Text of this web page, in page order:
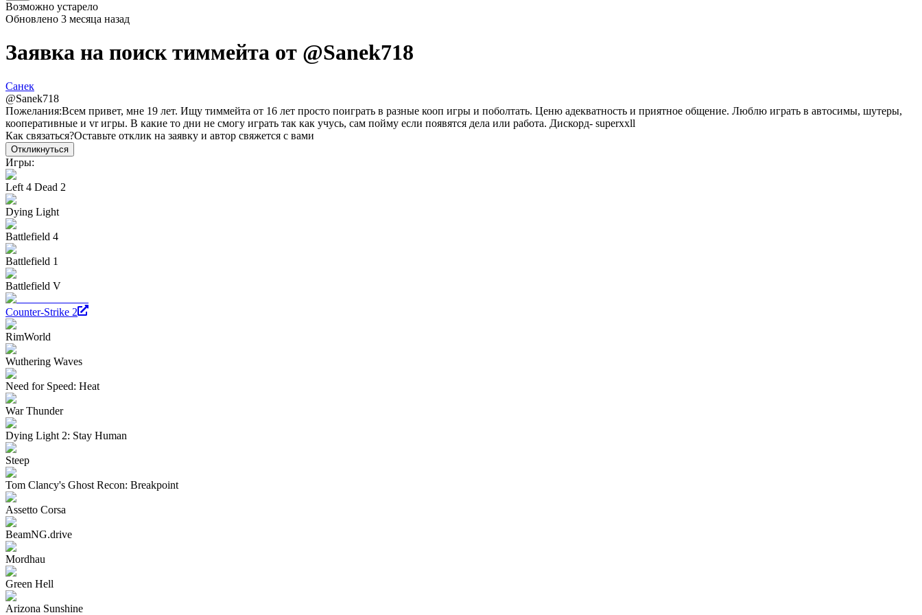
Возможно устарело
Обновлено 3 месяца назад
Заявка на поиск тиммейта от @Sanek718
Санек
@Sanek718
Пожелания:Всем привет, мне 19 лет. Ищу тиммейта от 16 лет просто поиграть в разные кооп игры и поболтать. Ценю адекватность и приятное общение. Люблю играть в автосимы, шутеры,
кооперативные и vr игры. В какие то дни не смогу играть так как учусь, сам пойму если появятся дела или работа. Дискорд- superxxll
Как связаться?Оставьте отклик на заявку и автор свяжется с вами
Откликнуться
Игры:
Left 4 Dead 2
Dying Light
Battlefield 4
Battlefield 1
Battlefield V
Counter-Strike 2
RimWorld
Wuthering Waves
Need for Speed: Heat
War Thunder
Dying Light 2: Stay Human
Steep
Tom Clancy's Ghost Recon: Breakpoint
Assetto Corsa
BeamNG.drive
Mordhau
Green Hell
Arizona Sunshine